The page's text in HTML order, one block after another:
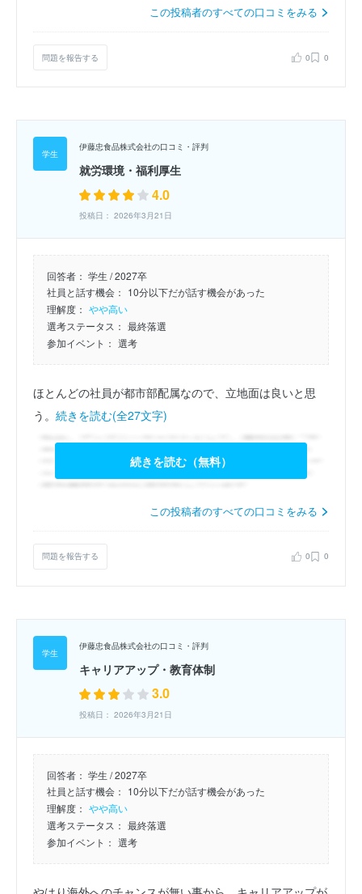
この投稿者のすべての口コミをみる
問題を報告する 0 0
伊藤忠食品株式会社の口コミ・評判
就労環境・福利厚生
4.0
投稿日： 2026年3月21日
回答者： 学生 / 2027卒
社員と話す機会： 10分以下だが話す機会があった
理解度： やや高い
選考ステータス： 最終落選
参加イベント： 選考
ほとんどの社員が都市部配属なので、立地面は良いと思
う。 続きを読む(全27文字)
続きを読む（無料）
この投稿者のすべての口コミをみる
問題を報告する 0 0
伊藤忠食品株式会社の口コミ・評判
キャリアアップ・教育体制
3.0
投稿日： 2026年3月21日
回答者： 学生 / 2027卒
社員と話す機会： 10分以下だが話す機会があった
理解度： やや高い
選考ステータス： 最終落選
参加イベント： 選考